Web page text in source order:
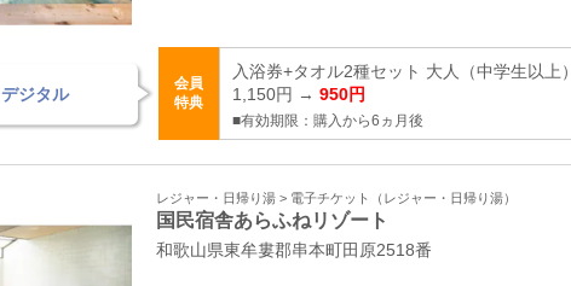
デジタル
会員
特典
入浴券+タオル2種セット 大人（中学生以上）
1,150円 → 950円
■有効期限：購入から6ヵ月後
レジャー・日帰り湯 > 電子チケット（レジャー・日帰り湯）
国民宿舎あらふねリゾート
和歌山県東牟婁郡串本町田原2518番